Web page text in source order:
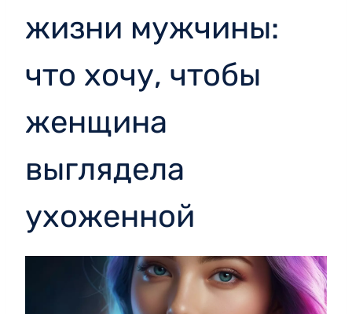
жизни мужчины:
что хочу, чтобы
женщина
выглядела
ухоженной